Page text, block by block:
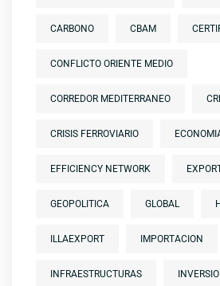
CARBONO CBAM
CONFLICTO ORIENTE MEDIO
CORREDOR MEDITERRANEO
CRISIS FERROVIARIO
EFFICIENCY NETWORK
GEOPOLITICA GLOBAL
ILLAEXPORT IMPORTACION
INFRAESTRUCTURAS